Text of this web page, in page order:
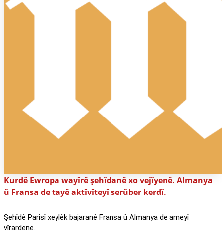
Kurdê Ewropa wayîrê şehîdanê xo vejîyenê. Almanya
û Fransa de tayê aktîvîteyî serûber kerdî.
Şehîdê Parisî xeylêk bajaranê Fransa û Almanya de ameyî
vîrardene.